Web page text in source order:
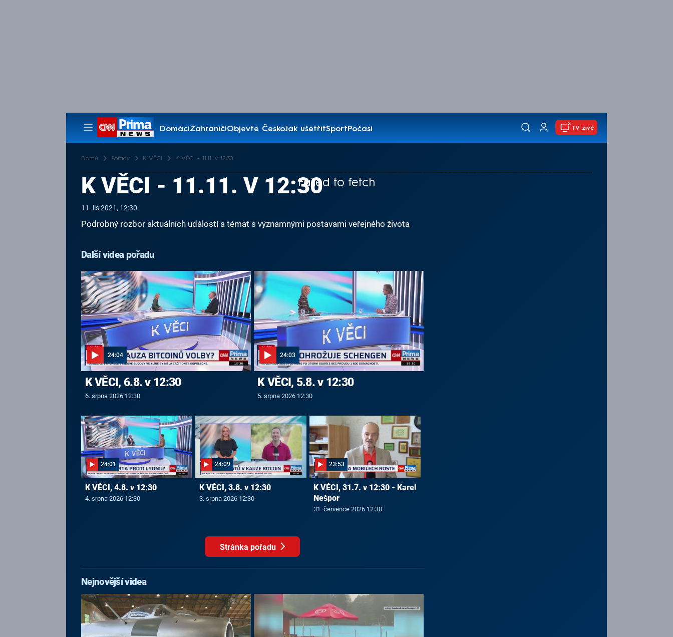
DomácíZahraničíObjevte ČeskoJak ušetřitSportPočasí
Pořady
TV živě
Domů Pořady K VĚCI K VĚCI - 11.11. v 12:30
Failed to fetch
K VĚCI - 11.11. V 12:30
11. lis 2021, 12:30
Podrobný rozbor aktuálních událostí a témat s významnými postavami veřejného života
Další videa pořadu
24:04
K VĚCI, 6.8. v 12:30
6. srpna 2026 12:30
24:03
K VĚCI, 5.8. v 12:30
5. srpna 2026 12:30
24:01
K VĚCI, 4.8. v 12:30
4. srpna 2026 12:30
24:09
K VĚCI, 3.8. v 12:30
3. srpna 2026 12:30
23:53
K VĚCI, 31.7. v 12:30 - Karel
Nešpor
31. července 2026 12:30
Stránka pořadu
Nejnovější videa